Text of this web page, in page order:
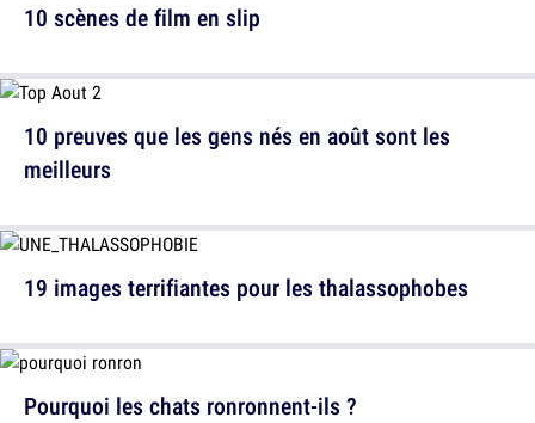
10 preuves que les gens nés en août sont les
meilleurs
Pourquoi les chats ronronnent-ils ?
10 scènes de film en slip
19 images terrifiantes pour les thalassophobes